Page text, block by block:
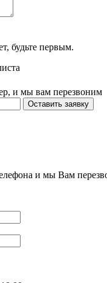
будьте первым.
и мы вам перезвоним
и мы Вам